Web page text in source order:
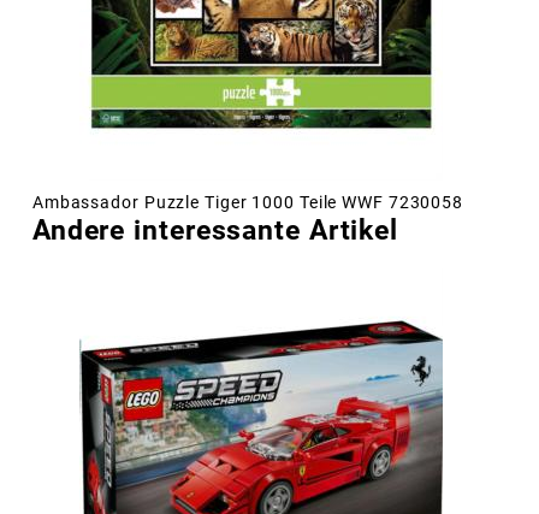
Ambassador Puzzle Tiger 1000 Teile WWF 7230058
Andere interessante Artikel